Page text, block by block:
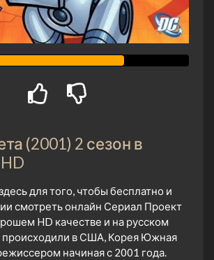
(2001) 2 сезон в
для того, чтобы бесплатно и
смотреть онлайн Сериал Проект
HD качестве и на русском
происходили в США, Корея Южная
начиная с 2001 года.